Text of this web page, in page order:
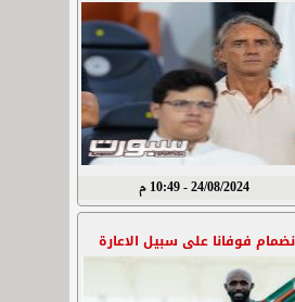
24/08/2024 - 10:49 م
فوفانا على سبيل الاعارة